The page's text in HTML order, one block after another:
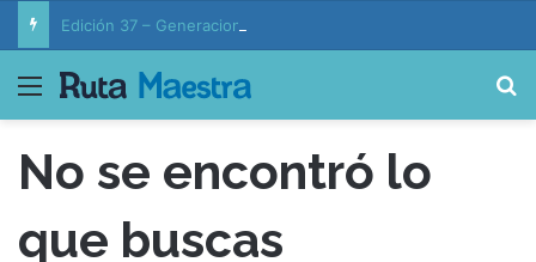
Menú
No se encontró lo
que buscas